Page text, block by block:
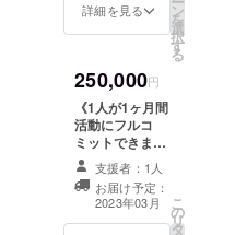
ソウレッジの
たしたちの緊急
避妊薬 を行った
結果の若者の行
動変容に関する
活動報告
①1年後メールで
の #わたしたち
関する活動報告
(処方人数や連携
団体からの報告
など) ②毎月1~2
回のソウレッジ
のメールでの活
動報告 ③3年後
にメールでの #
わたしたちの緊
急避妊薬 を行っ
とめた本を若者
厚さ5mm以内で
配布したいもの
があれば一緒に
配布いたしま
す。それ以上の
サイズのものを
ご希望の場合は
郵送費のみ別途
いただければ配
詳細を見る ン
を
選
択
す
る
250,000円
《1人が1ヶ月間
活動にフルコ
ミットできま
す。》 コンテン
ツがあっても、
仕組みがあって
も、1番重要なの
は、それを回す
支援者：1人
お届け予定：
2023年03月
こ
の
リ
タ